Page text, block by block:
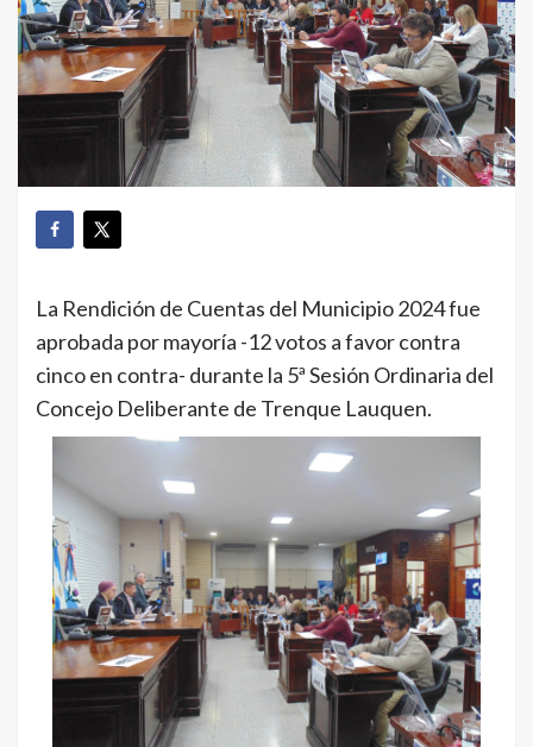
La Rendición de Cuentas del Municipio 2024 fue
aprobada por mayoría -12 votos a favor contra
cinco en contra- durante la 5ª Sesión Ordinaria del
Concejo Deliberante de Trenque Lauquen.